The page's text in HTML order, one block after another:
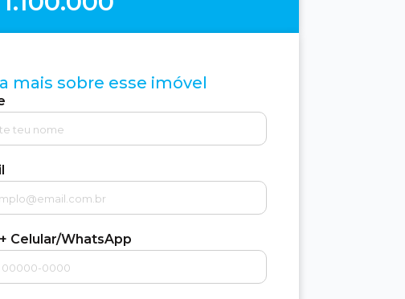
mais sobre esse imóvel
Celular/WhatsApp